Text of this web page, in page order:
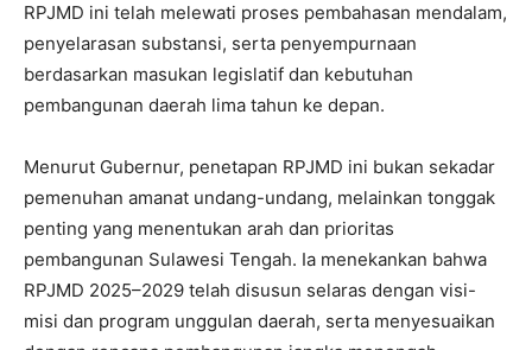
RPJMD ini telah melewati proses pembahasan mendalam,
penyelarasan substansi, serta penyempurnaan
berdasarkan masukan legislatif dan kebutuhan
pembangunan daerah lima tahun ke depan.
Menurut Gubernur, penetapan RPJMD ini bukan sekadar
pemenuhan amanat undang-undang, melainkan tonggak
penting yang menentukan arah dan prioritas
pembangunan Sulawesi Tengah. Ia menekankan bahwa
RPJMD 2025–2029 telah disusun selaras dengan visi-
misi dan program unggulan daerah, serta menyesuaikan